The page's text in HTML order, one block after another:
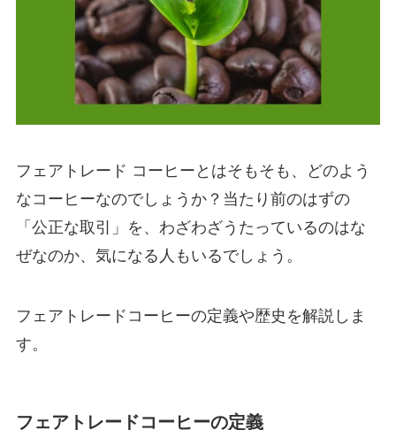
フェアトレード コーヒーとはそもそも、どのよう
なコーヒーなのでしょうか？当たり前のはずの
「公正な取引」を、わざわざうたっているのはな
ぜなのか、気になる人もいるでしょう。
フェアトレードコーヒーの定義や歴史を解説しま
す。
フェアトレードコーヒーの定義